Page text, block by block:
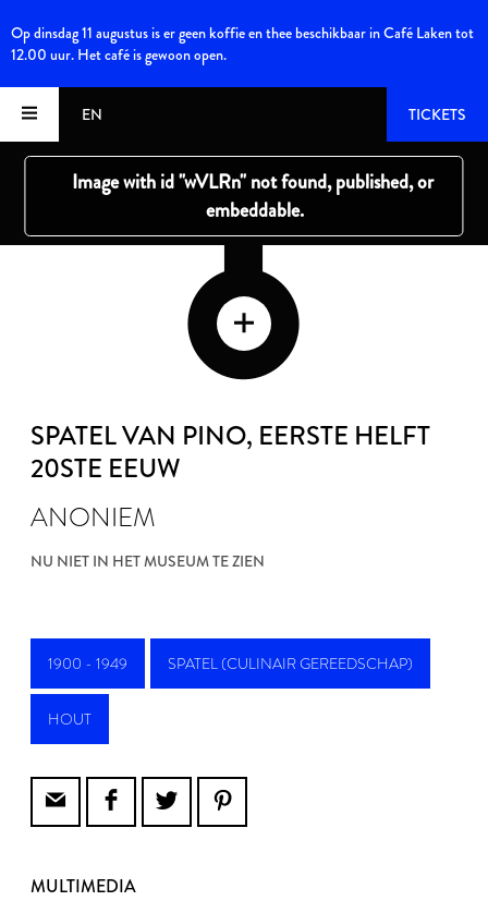
Op dinsdag 11 augustus is er geen koffie en thee beschikbaar in Café Laken tot
12.00 uur. Het café is gewoon open.
EN TICKETS
SPATEL VAN PINO, EERSTE HELFT
20STE EEUW
ANONIEM
NU NIET IN HET MUSEUM TE ZIEN
1900 - 1949 SPATEL (CULINAIR GEREEDSCHAP)
HOUT
MULTIMEDIA